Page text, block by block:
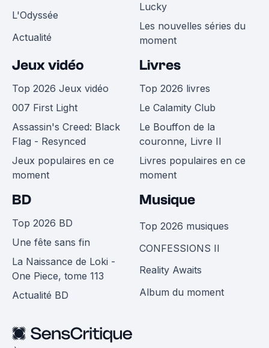
L'Odyssée
Actualité
Lucky
Les nouvelles séries du
moment
Jeux vidéo
Top 2026 Jeux vidéo
007 First Light
Assassin's Creed: Black
Flag - Resynced
Jeux populaires en ce
moment
Livres
Top 2026 livres
Le Calamity Club
Le Bouffon de la
couronne, Livre II
Livres populaires en ce
moment
BD
Top 2026 BD
Une fête sans fin
La Naissance de Loki -
One Piece, tome 113
Actualité BD
Musique
Top 2026 musiques
CONFESSIONS II
Reality Awaits
Album du moment